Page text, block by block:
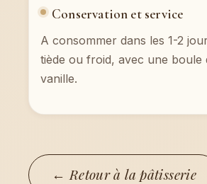
Conservation et service
A consommer dans les 1-2
tiède ou froid, avec une boule
vanille.
← Retour à la pâtisserie